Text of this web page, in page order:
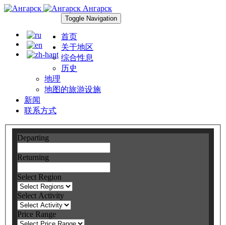
Ангарск
Toggle Navigation
首页
关于地区
综合性息
历史
地理
地图的旅游设施
新闻
联系方式
Departing
Returning
Select Region
Select Activity
Price Range